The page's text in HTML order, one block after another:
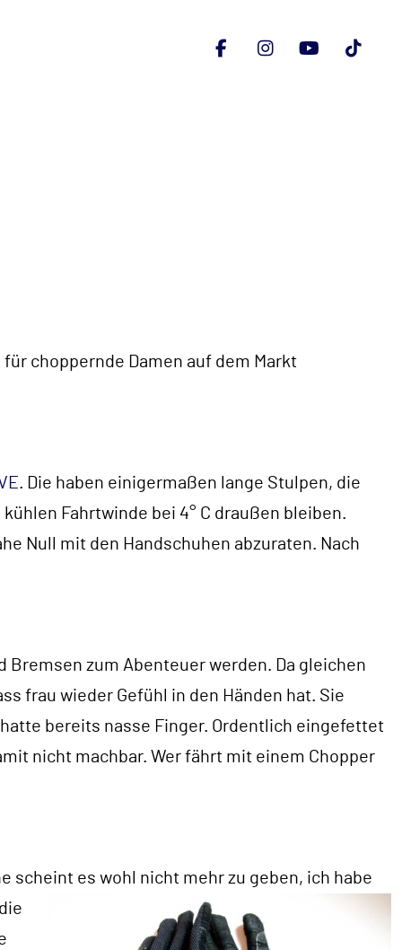
choppernde Damen auf dem Markt
. Die haben einigermaßen lange Stulpen, die
Fahrtwinde bei 4° C draußen bleiben.
Null mit den Handschuhen abzuraten. Nach
Bremsen zum Abenteuer werden. Da gleichen
frau wieder Gefühl in den Händen hat. Sie
bereits nasse Finger. Ordentlich eingefettet
nicht machbar. Wer fährt mit einem Chopper
scheint es wohl nicht mehr zu geben, ich habe